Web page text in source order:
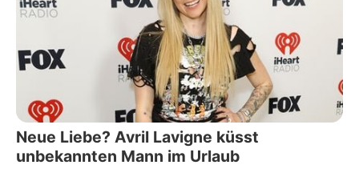
Neue Liebe? Avril Lavigne küsst
unbekannten Mann im Urlaub